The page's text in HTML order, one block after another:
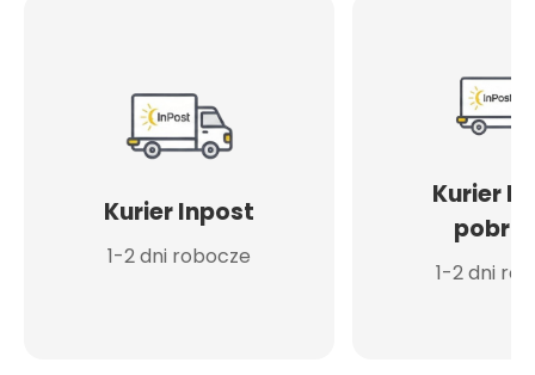
Kurier Inpost
1-2 dni robocze
Kurier
1-2 dni